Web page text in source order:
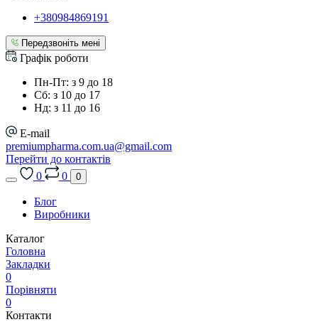
+380984869191
Передзвоніть мені
Графік роботи
Пн-Пт: з 9 до 18
Сб: з 10 до 17
Нд: з 11 до 16
E-mail
premiumpharma.com.ua@gmail.com
Перейти до контактів
0
0 0
Блог
Виробники
Каталог
Головна
Закладки
0
Порівняти
0
Контакти